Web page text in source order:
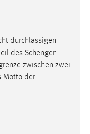
durchlässigen
zwischen zwei
Motto der
durchlässigen